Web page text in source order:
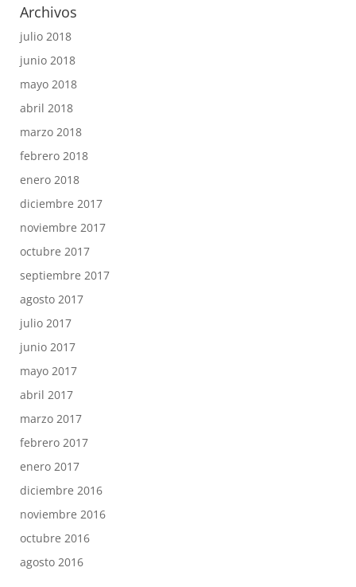
Archivos
julio 2018
junio 2018
mayo 2018
abril 2018
marzo 2018
febrero 2018
enero 2018
diciembre 2017
noviembre 2017
octubre 2017
septiembre 2017
agosto 2017
julio 2017
junio 2017
mayo 2017
abril 2017
marzo 2017
febrero 2017
enero 2017
diciembre 2016
noviembre 2016
octubre 2016
agosto 2016